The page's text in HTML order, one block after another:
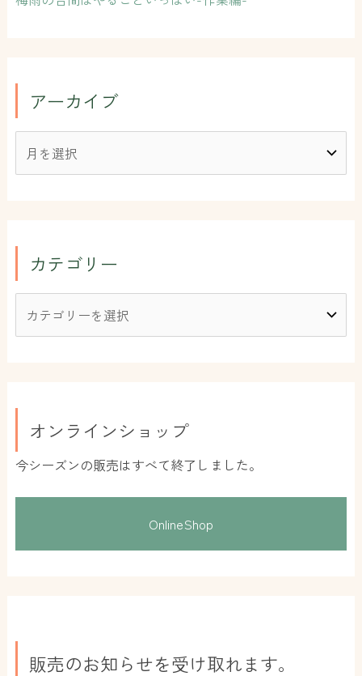
アーカイブ
カテゴリー
オンラインショップ
今シーズンの販売はすべて終了しました。
OnlineShop
販売のお知らせを受け取れます。